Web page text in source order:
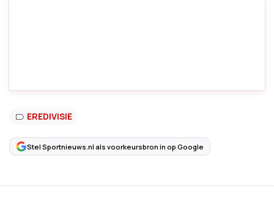
EREDIVISIE
Stel Sportnieuws.nl als voorkeursbron in op Google